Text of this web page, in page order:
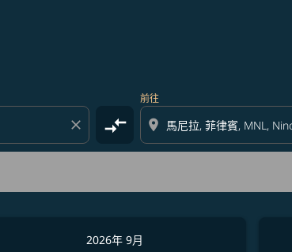
close compare_arrows
前往
location_on
2026年 9月